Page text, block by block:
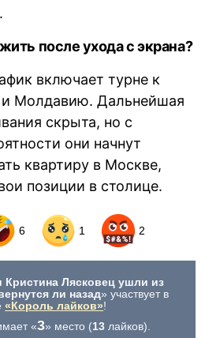
после ухода с экрана?
включает турне к
Молдавию. Дальнейшая
скрыта, но с
они начнут
квартиру в Москве,
позиции в столице.
6 1 2
Кристина Лясковец ушли из
ли назад» участвует в
«Король лайков»!
«3» место (13 лайков).